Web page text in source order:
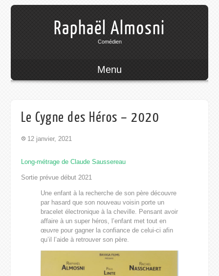
Raphaël Almosni
Comédien
Menu
Le Cygne des Héros – 2020
12 janvier, 2021
Long-métrage de Claude Saussereau
Sortie prévue début 2021
Une enfant à la recherche de son père découvre
par hasard que son nouveau voisin porte un
bracelet électronique à la cheville. Pensant avoir
affaire à un super héros, l’enfant met tout en
œuvre pour gagner la confiance de celui-ci afin
qu’il l’aide à retrouver son père.